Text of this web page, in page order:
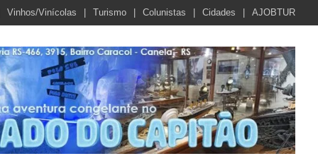
Vinhos/Vinícolas Turismo Colunistas Cidades AJOBTUR